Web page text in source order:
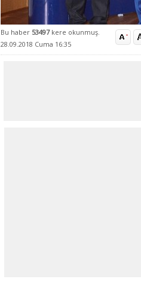
Bu haber 53497 kere okunmuş.
28.09.2018 Cuma 16:35